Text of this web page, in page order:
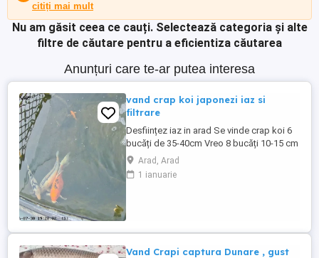
citiți mai mult
Nu am găsit ceea ce cauți. Selectează categoria și alte
filtre de căutare pentru a eficientiza căutarea
Anunțuri care te-ar putea interesa
vand crap koi japonezi iaz si
filtrare
Desființez iaz in arad Se vinde crap koi 6
bucăți de 35-40cm Vreo 8 bucăți 10-15 cm
Filtre cu pompa și aerator cumpărată anul
2026 Filtru Bureți și peri și materiale
biologice lampa UV de 36w Se da doar
Arad, Arad
1 ianuarie
Vand Crapi captura Dunare , gust